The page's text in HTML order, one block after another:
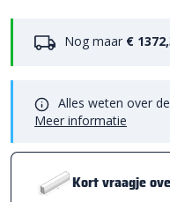
Nog maar €
Alles weten over
Meer informatie
Kort vraagje